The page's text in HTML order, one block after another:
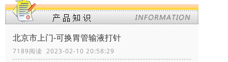
北京市上门-可换胃管输液打针
7189阅读 2023-02-10 20:58:29